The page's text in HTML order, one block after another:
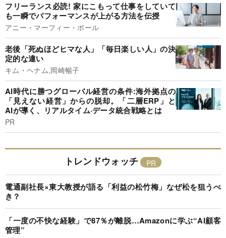
フリーランス必読! 家にこもって仕事をしていて
も一瞬でパフォーマンスが上がる方法を伝授
アニー・マーフィー・ポール
老後「死ぬほどヒマな人」「毎日楽しい人」の決
定的な違い
キム・ヘナム,岡崎暢子
AI時代に勝つグローバル経営の条件:海外拠点の
「見えない経営」からの脱却。「二層ERP」と
AIが導く、リアルタイム·データ統合戦略とは
PR
トレンドウォッチ
電通副社長×東大教授が語る「利益の松竹梅」なぜ松を狙うべ
き？
「一度の不快な経験」で87％が離脱…Amazonに学ぶ“AI顧客
管理”